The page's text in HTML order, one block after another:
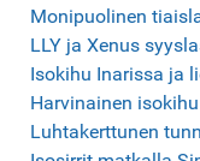
Monipuolinen
LLY ja Xenus
Isokihu Inarissa ja
Harvinainen
Luhtakerttunen